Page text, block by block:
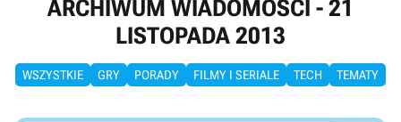
ARCHIWUM WIADOMOŚCI - 21
LISTOPADA 2013
WSZYSTKIE GRY PORADY FILMY I SERIALE TECH TEMATY